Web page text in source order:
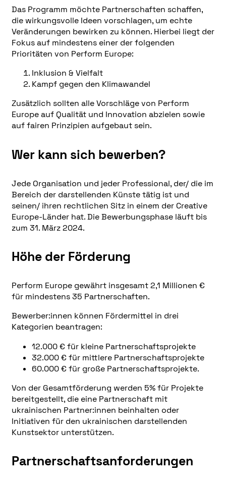
Das Programm möchte Partnerschaften schaffen,
die wirkungsvolle Ideen vorschlagen, um echte
Veränderungen bewirken zu können. Hierbei liegt der
Fokus auf mindestens einer der folgenden
Prioritäten von Perform Europe:
Inklusion & Vielfalt
Kampf gegen den Klimawandel
Zusätzlich sollten alle Vorschläge von Perform
Europe auf Qualität und Innovation abzielen sowie
auf fairen Prinzipien aufgebaut sein.
Wer kann sich bewerben?
Jede Organisation und jeder Professional, der/ die im
Bereich der darstellenden Künste tätig ist und
seinen/ ihren rechtlichen Sitz in einem der Creative
Europe-Länder hat. Die Bewerbungsphase läuft bis
zum 31. März 2024.
Höhe der Förderung
Perform Europe gewährt insgesamt 2,1 Millionen €
für mindestens 35 Partnerschaften.
Bewerber:innen können Fördermittel in drei
Kategorien beantragen:
12.000 € für kleine Partnerschaftsprojekte
32.000 € für mittlere Partnerschaftsprojekte
60.000 € für große Partnerschaftsprojekte.
Von der Gesamtförderung werden 5% für Projekte
bereitgestellt, die eine Partnerschaft mit
ukrainischen Partner:innen beinhalten oder
Initiativen für den ukrainischen darstellenden
Kunstsektor unterstützen.
Partnerschaftsanforderungen